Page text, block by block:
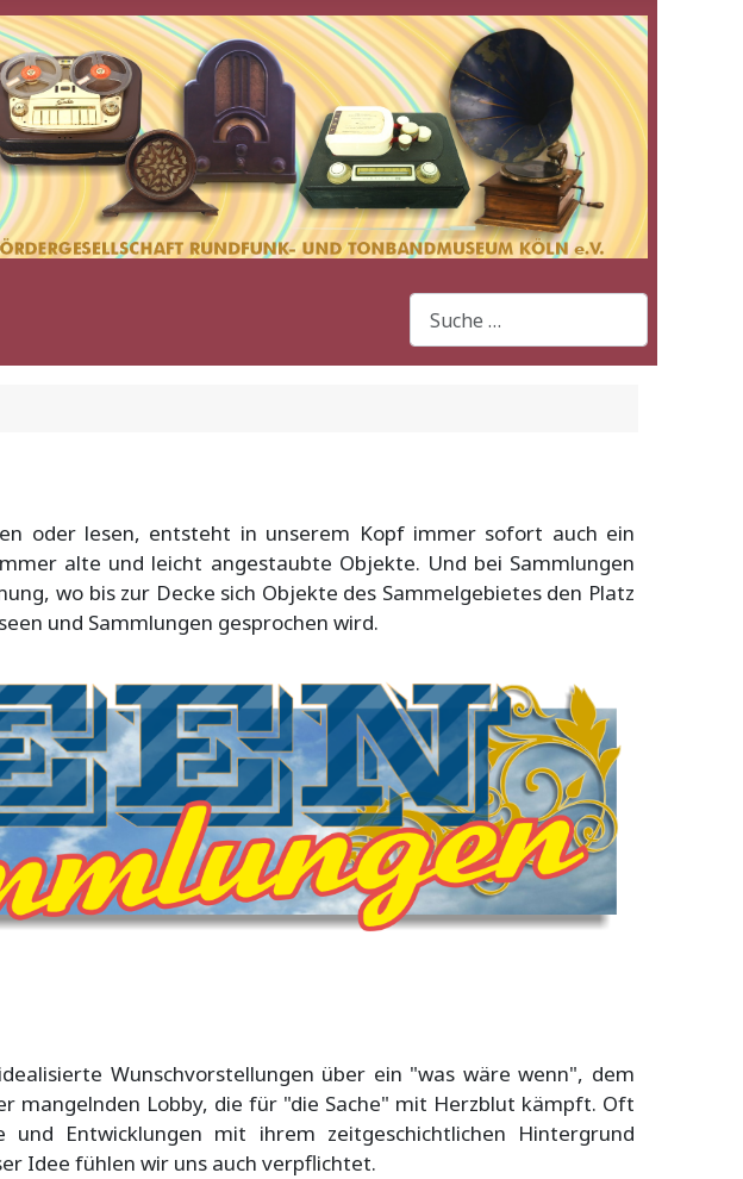
Suchen
oder lesen, entsteht in unserem Kopf immer sofort auch ein
alte und leicht angestaubte Objekte. Und bei Sammlungen
wo bis zur Decke sich Objekte des Sammelgebietes den Platz
und Sammlungen gesprochen wird.
Wunschvorstellungen über ein "was wäre wenn", dem
mangelnden Lobby, die für "die Sache" mit Herzblut kämpft. Oft
Entwicklungen mit ihrem zeitgeschichtlichen Hintergrund
Idee fühlen wir uns auch verpflichtet.